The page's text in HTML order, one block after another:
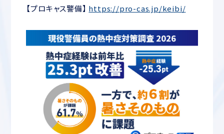
【プロキャス警備】 https://pro-cas.jp/keibi/